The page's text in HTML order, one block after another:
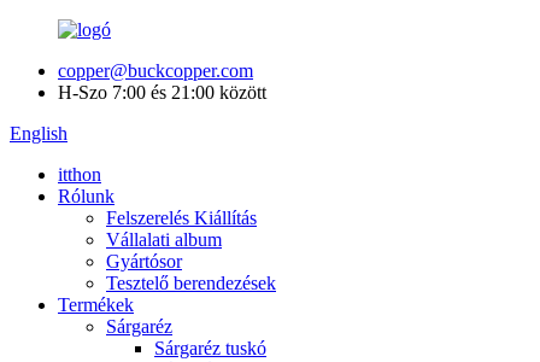
copper@buckcopper.com
H-Szo 7:00 és 21:00 között
English
itthon
Rólunk
Felszerelés Kiállítás
Vállalati album
Gyártósor
Tesztelő berendezések
Termékek
Sárgaréz
Sárgaréz tuskó